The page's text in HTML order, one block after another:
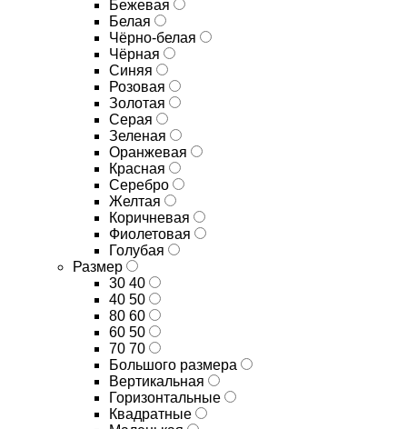
Бежевая
Белая
Чёрно-белая
Чёрная
Синяя
Розовая
Золотая
Серая
Зеленая
Оранжевая
Красная
Серебро
Желтая
Коричневая
Фиолетовая
Голубая
Размер
30 40
40 50
80 60
60 50
70 70
Большого размера
Вертикальная
Горизонтальные
Квадратные